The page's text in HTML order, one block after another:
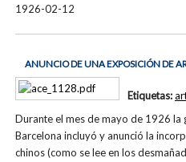
1926-02-12
ANUNCIO DE UNA EXPOSICIÓN DE
Durante el mes de mayo de 1926 la
Barcelona incluyó y anunció la
chinos (como se lee en los
Etiquetas: